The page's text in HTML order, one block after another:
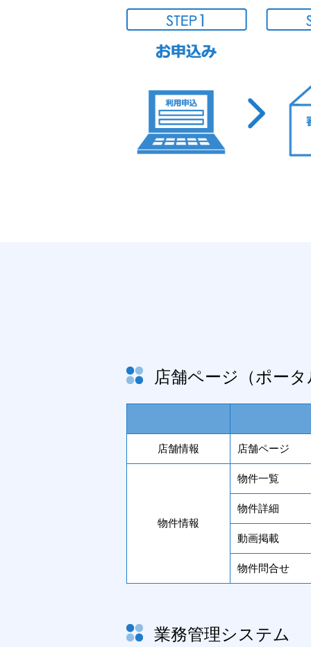
店舗ページ（ポー
店舗情報 店舗ページ
物件情報
物件一覧
物件詳細
動画掲載
物件問合せ
業務管理システム